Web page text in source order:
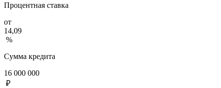
Процентная ставка
от
14,09
%
Сумма кредита
16 000 000
₽